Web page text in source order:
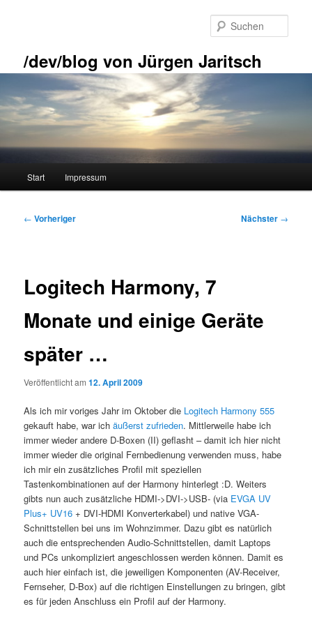
/dev/blog von Jürgen Jaritsch
Start Impressum
Beitragsnavigation
← Vorheriger Nächster →
Logitech Harmony, 7
Monate und einige Geräte
später …
Veröffentlicht am12. April 2009
Als ich mir voriges Jahr im Oktober die Logitech Harmony 555
gekauft habe, war ichäußerst zufrieden. Mittlerweile habe ich
immer wieder andere D-Boxen (II) geflasht – damit ich hier nicht
immer wieder die original Fernbedienung verwenden muss, habe
ich mir ein zusätzliches Profil mit speziellen
Tastenkombinationen auf der Harmony hinterlegt :D. Weiters
gibts nun auch zusätzliche HDMI->DVI->USB- (via EVGA UV
Plus+ UV16 + DVI-HDMI Konverterkabel) und native VGA-
Schnittstellen bei uns im Wohnzimmer. Dazu gibt es natürlich
auch die entsprechenden Audio-Schnittstellen, damit Laptops
und PCs unkompliziert angeschlossen werden können. Damit es
auch hier einfach ist, die jeweiligen Komponenten (AV-Receiver,
Fernseher, D-Box) auf die richtigen Einstellungen zu bringen, gibt
es für jeden Anschluss ein Profil auf der Harmony.